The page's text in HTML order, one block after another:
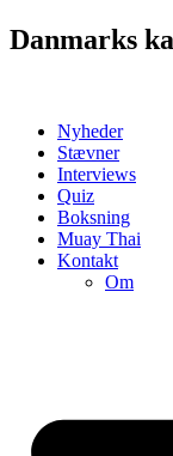
Videre
til
Danmarks
Nyheder
Stævner
Interviews
Quiz
Boksning
Muay Thai
Kontakt
Om